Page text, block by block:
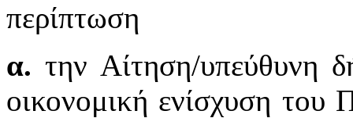
περίπτωση
α. την Αίτηση/υπεύθυνη
οικονομική ενίσχυση του